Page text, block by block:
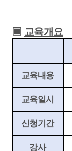
▣ 교육개요
교육내용
교육일시
신청기간
강사